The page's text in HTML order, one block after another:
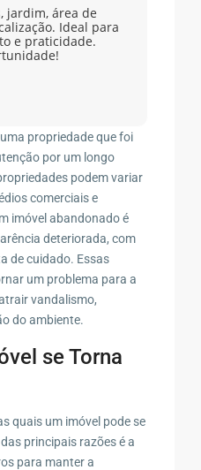
jardim, área de
Ideal para
e praticidade.
propriedade que foi
por um longo
podem variar
comerciais e
imóvel abandonado é
deteriorada, com
de cuidado. Essas
um problema para a
vandalismo,
do ambiente.
se Torna
quais um imóvel pode se
principais razões é a
para manter a